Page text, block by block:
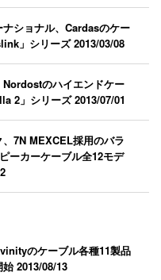
ショナル、Cardasのケー
」シリーズ2013/03/08
Nordostのハイエンドケー
2」シリーズ2013/07/01
、7N MEXCEL採用のバラ
ーカーケーブル全12モデ
のケーブル各種11製品
始2013/08/13